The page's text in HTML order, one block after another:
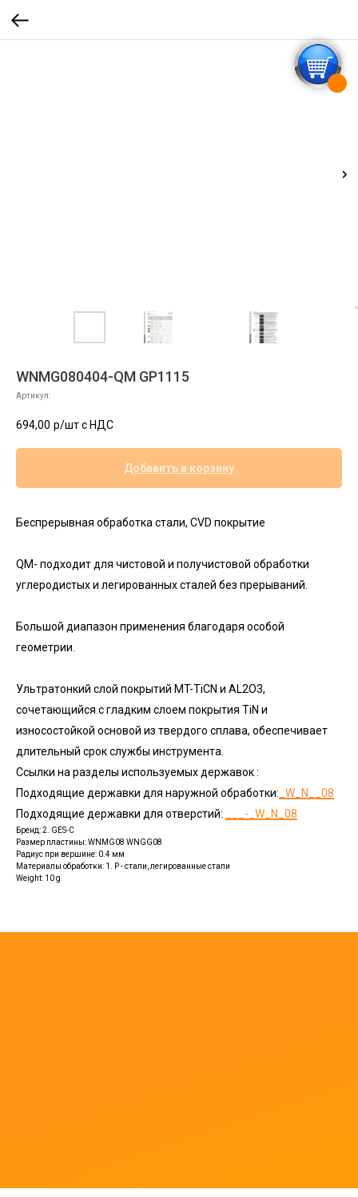
WNMG080404-QM GP1115
Артикул:
694,00 р/шт c НДС
Добавить в корзину
Беспрерывная обработка стали, CVD покрытие
QM- подходит для чистовой и получистовой обработки
углеродистых и легированных сталей без прерываний.
Большой диапазон применения благодаря особой
геометрии.
Ультратонкий слой покрытий MT-TiCN и AL2O3,
сочетающийся с гладким слоем покрытия TiN и
износостойкой основой из твердого сплава, обеспечивает
длительный срок службы инструмента.
Ссылки на разделы используемых державок :
Подходящие державки для наружной обработки: _W_N__08
Подходящие державки для отверстий:
___-_W_N_08
Бренд: 2. GES-C
Размер пластины: WNMG08 WNGG08
Радиус при вершине: 0.4 мм
Материалы обработки: 1. P - стали, легированные стали
Weight: 10 g